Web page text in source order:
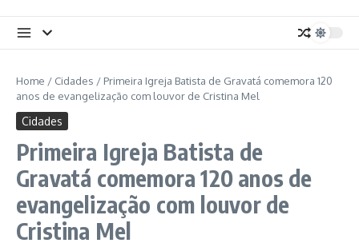
Home / Cidades / Primeira Igreja Batista de Gravatá comemora 120
anos de evangelização com louvor de Cristina Mel
Cidades
Primeira Igreja Batista de
Gravatá comemora 120 anos de
evangelização com louvor de
Cristina Mel